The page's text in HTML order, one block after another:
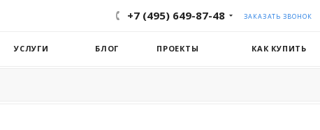
+7 (495) 649-87-48 ЗАКАЗАТЬ ЗВОНОК
УСЛУГИ БЛОГ ПРОЕКТЫ КАК КУПИТЬ